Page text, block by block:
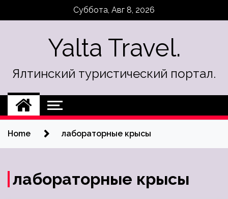
Суббота, Авг 8, 2026
Yalta Travel.
Ялтинский туристический портал.
Home лабораторные крысы
лабораторные крысы